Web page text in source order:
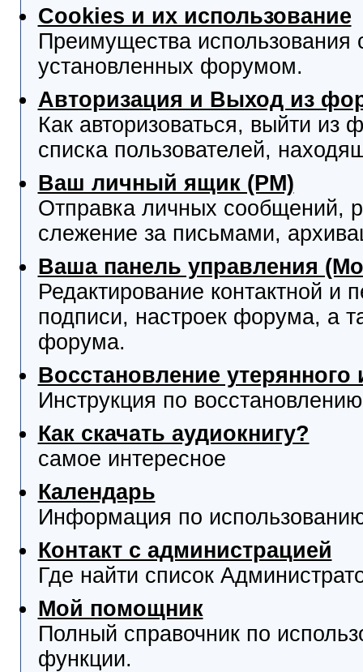
Cookies и их использование
Преимущества
установленных форумом.
Авторизация и Выход из
Как авторизоваться, выйти из
списка пользователей,
Ваш личный ящик (PM)
Отправка личных сообщений,
слежение за письмами,
Ваша панель управления
Редактирование контактной
подписи, настроек форума, а
форума.
Восстановление
Инструкция по
Как скачать аудиокнигу?
самое интересное
Календарь
Информация по
Контакт с администрацией
Где найти список
Мой помощник
Полный справочник по
функции.